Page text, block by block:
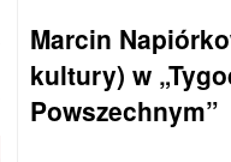
Marcin
kultury) w
Powszechnym”